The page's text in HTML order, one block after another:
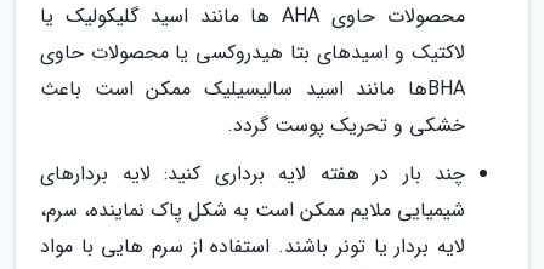
محصولات حاوی AHA ها مانند اسید گلیکولیک یا
لاکتیک و اسیدهای بتا هیدروکسی یا محصولات حاوی
BHAها مانند اسید سالیسیلیک ممکن است باعث
خشکی و تحریک پوست گردد.
چند بار در هفته لایه برداری کنید: لایه بردارهای
شیمیایی ملایم ممکن است به شکل پاک نماینده، سرم،
لایه بردار یا تونر باشند. استفاده از سرم هایی با مواد